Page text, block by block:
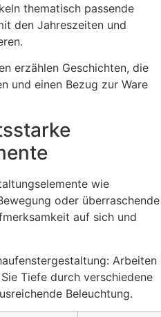
thematisch passende
den Jahreszeiten und
erzählen Geschichten, die
und einen Bezug zur Ware
wie
oder überraschende
auf sich und
Arbeiten
Tiefe durch verschiedene
Beleuchtung.